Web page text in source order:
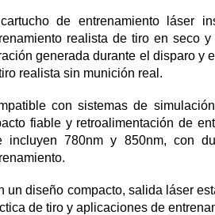
de entrenamiento láser
realista de tiro en seco
generada durante el disparo y
realista sin munición real.
con sistemas de
fiable y retroalimentación de
incluyen 780nm y 850nm, con
un diseño compacto, salida láser
de tiro y aplicaciones de